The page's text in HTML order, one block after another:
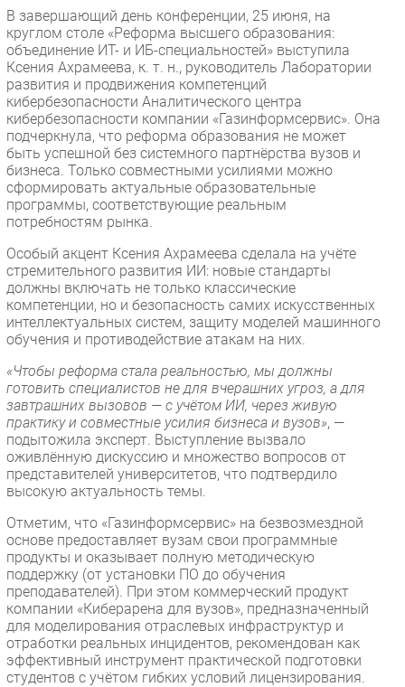
В завершающий день конференции, 25 июня, на
круглом столе «Реформа высшего образования:
объединение ИТ- и ИБ-специальностей» выступила
Ксения Ахрамеева, к. т. н., руководитель Лаборатории
развития и продвижения компетенций
кибербезопасности Аналитического центра
кибербезопасности компании «Газинформсервис». Она
подчеркнула, что реформа образования не может
быть успешной без системного партнёрства вузов и
бизнеса. Только совместными усилиями можно
сформировать актуальные образовательные
программы, соответствующие реальным
потребностям рынка.
Особый акцент Ксения Ахрамеева сделала на учёте
стремительного развития ИИ: новые стандарты
должны включать не только классические
компетенции, но и безопасность самих искусственных
интеллектуальных систем, защиту моделей машинного
обучения и противодействие атакам на них.
«Чтобы реформа стала реальностью, мы должны
готовить специалистов не для вчерашних угроз, а для
завтрашних вызовов — с учётом ИИ, через живую
практику и совместные усилия бизнеса и вузов», —
подытожила эксперт. Выступление вызвало
оживлённую дискуссию и множество вопросов от
представителей университетов, что подтвердило
высокую актуальность темы.
Отметим, что «Газинформсервис» на безвозмездной
основе предоставляет вузам свои программные
продукты и оказывает полную методическую
поддержку (от установки ПО до обучения
преподавателей). При этом коммерческий продукт
компании «Киберарена для вузов», предназначенный
для моделирования отраслевых инфраструктур и
отработки реальных инцидентов, рекомендован как
эффективный инструмент практической подготовки
студентов с учётом гибких условий лицензирования.